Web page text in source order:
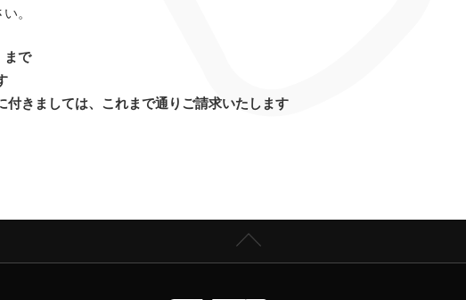
。
で
きましては、これまで通りご請求いたします